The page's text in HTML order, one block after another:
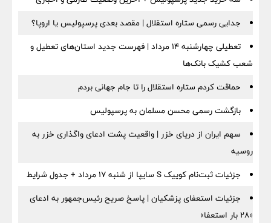
جدایی رسمی ستاره استقلال | مقصد بعدی پرسپولیس یا اروپا؟
تعطیلی چهارشنبه ۱۴ مرداد | فهرست جدید استان‌های تعطیل و
شعب کشیک بانک‌ها
حماقت کردم ستاره استقلال را تا جام جهانی بردم
بازگشت رسمی محسن مسلمان به پرسپولیس
سهم ایران از دریای خزر | واقعیت پشت ادعای واگذاری خزر به
روسیه
جزئیات ثبت‌نام کوییک S سایپا از شنبه ۱۷ مرداد + جدول شرایط
جزئیات استعفای پزشکیان | پاسخ صریح رئیس‌جمهور به ادعای
«۲۸ بار استعفا»